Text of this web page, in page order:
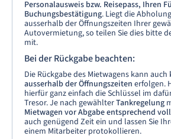
Personalausweis bzw. Reisepass, Ihren
Buchungsbestätigung. Liegt die
ausserhalb der Öffnungszeiten Ihrer
Autovermietung, so teilen Sie dies bitte
mit.
Bei der Rückgabe beachten:
Die Rückgabe des Mietwagens kann auch
ausserhalb der Öffnungszeiten erfolgen.
hierfür ganz einfach die Schlüssel im
Tresor. Je nach gewählterTankregelung
Mietwagen vor Abgabe entsprechend
auch genügend Zeit ein und lassen Sie
einem Mitarbeiter protokollieren.